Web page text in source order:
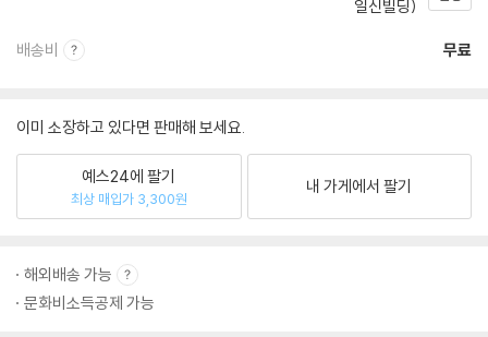
일신빌딩)
배송비 무료
이미 소장하고 있다면 판매해 보세요.
예스24에 팔기
최상 매입가 3,300원
내 가게에서 팔기
해외배송 가능
문화비소득공제 가능